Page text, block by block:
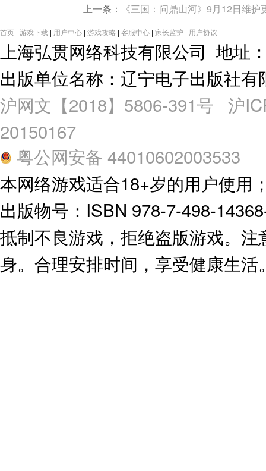
上一条： 《三国：问鼎山河》9月12日维护
首页 | 游戏下载 | 用户中心 | 游戏攻略 | 客服中心 | 家长监护 | 用户协议
上海弘贯网络科技有限公司 地址
出版单位名称：辽宁电子出版社
沪网文【2018】5806-391号 沪
20150167
粤公网安备 44010602003533
本网络游戏适合18+岁的用户使用
出版物号：ISBN 978-7-498-
抵制不良游戏，拒绝盗版游戏。
身。合理安排时间，享受健康生活